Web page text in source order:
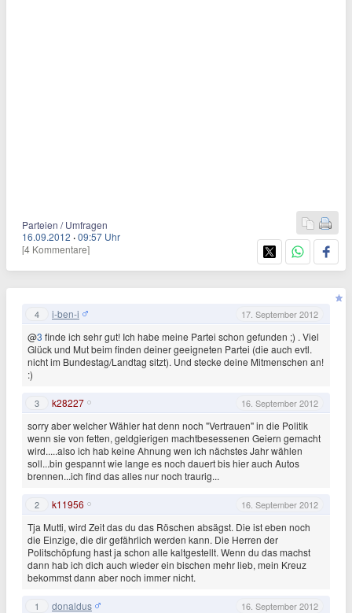
Parteien / Umfragen
16.09.2012 ·09:57 Uhr
[4 Kommentare]
4 i-ben-i 17. September 2012
@3 finde ich sehr gut! Ich habe meine Partei schon gefunden ;) . Viel
Glück und Mut beim finden deiner geeigneten Partei (die auch evtl.
nicht im Bundestag/Landtag sitzt). Und stecke deine Mitmenschen an!
:)
3 k28227 16. September 2012
sorry aber welcher Wähler hat denn noch "Vertrauen" in die Politik
wenn sie von fetten, geldgierigen machtbesessenen Geiern gemacht
wird.....also ich hab keine Ahnung wen ich nächstes Jahr wählen
soll...bin gespannt wie lange es noch dauert bis hier auch Autos
brennen...ich find das alles nur noch traurig...
2 k11956 16. September 2012
Tja Mutti, wird Zeit das du das Röschen absägst. Die ist eben noch
die Einzige, die dir gefährlich werden kann. Die Herren der
Politschöpfung hast ja schon alle kaltgestellt. Wenn du das machst
dann hab ich dich auch wieder ein bischen mehr lieb, mein Kreuz
bekommst dann aber noch immer nicht.
1 donaldus 16. September 2012